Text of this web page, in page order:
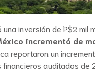
inversión de P$2 mil
incrementó de
reportaron un
auditados de